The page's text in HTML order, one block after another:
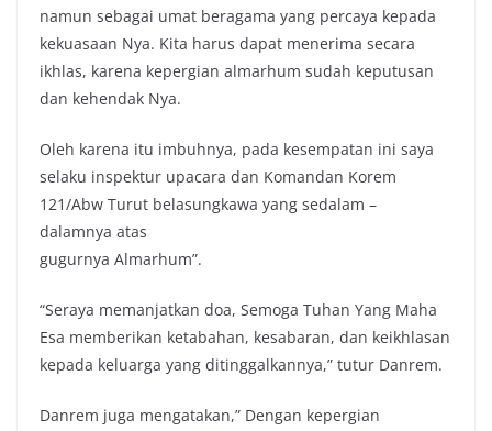
namun sebagai umat beragama yang percaya kepada
kekuasaan Nya. Kita harus dapat menerima secara
ikhlas, karena kepergian almarhum sudah keputusan
dan kehendak Nya.
Oleh karena itu imbuhnya, pada kesempatan ini saya
selaku inspektur upacara dan Komandan Korem
121/Abw Turut belasungkawa yang sedalam –
dalamnya atas
gugurnya Almarhum”.
“Seraya memanjatkan doa, Semoga Tuhan Yang Maha
Esa memberikan ketabahan, kesabaran, dan keikhlasan
kepada keluarga yang ditinggalkannya,” tutur Danrem.
Danrem juga mengatakan,” Dengan kepergian